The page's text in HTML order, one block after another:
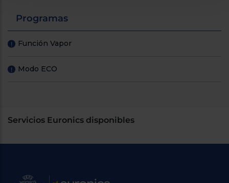
Programas
! Función Vapor
! Modo ECO
Servicios Euronics disponibles